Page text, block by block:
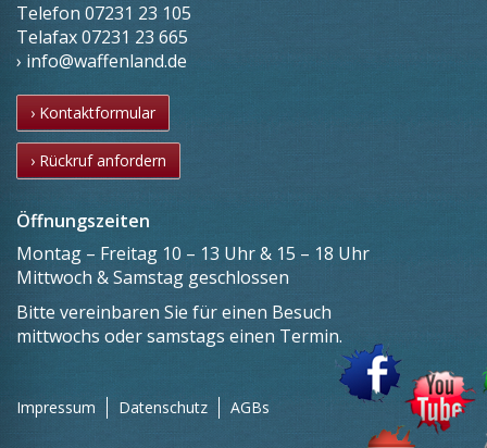
Telefon 07231 23 105
Telafax07231 23 665
› info@waffenland.de
› Kontaktformular
› Rückruf anfordern
Öffnungszeiten
Montag – Freitag 10 – 13 Uhr & 15 – 18 Uhr
Mittwoch & Samstag geschlossen
Bitte vereinbaren Sie für einen Besuch
mittwochs oder samstags einen Termin.
Impressum Datenschutz AGBs